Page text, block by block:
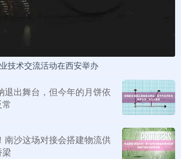
技术交流活动在西安举办
退出舞台，但今年的月饼依
南沙这场对接会搭建物流供